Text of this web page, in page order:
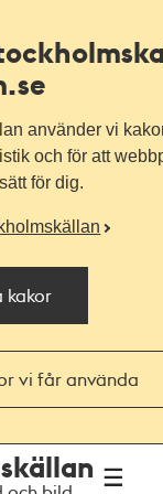
använder vi
och för att
för dig.
kakor
vi får använda